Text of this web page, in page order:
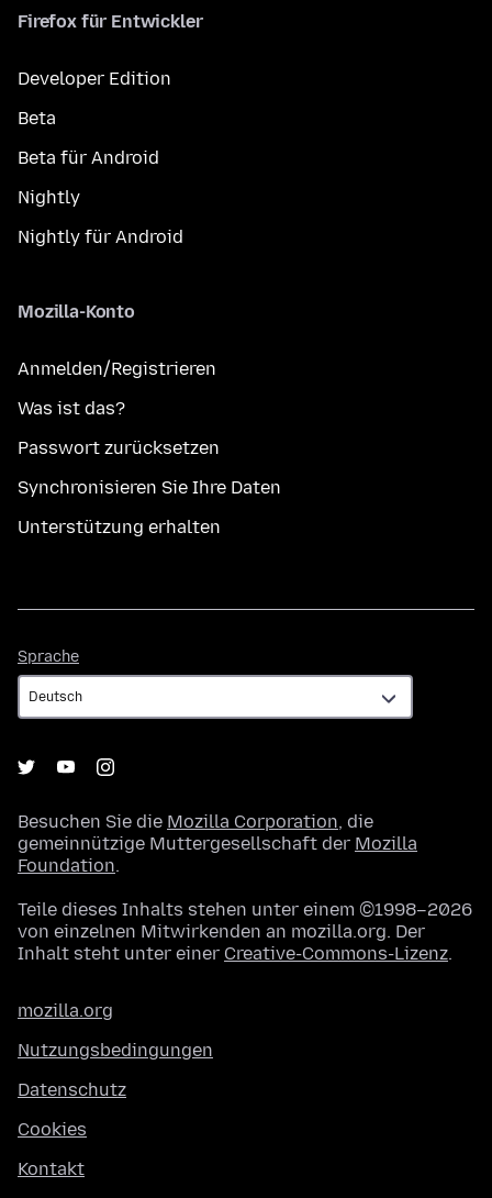
Firefox für Entwickler
Developer Edition
Beta
Beta für Android
Nightly
Nightly für Android
Mozilla-Konto
Anmelden/Registrieren
Was ist das?
Passwort zurücksetzen
Synchronisieren Sie Ihre Daten
Unterstützung erhalten
Sprache
Besuchen Sie die Mozilla Corporation, die
gemeinnützige Muttergesellschaft der Mozilla
Foundation.
Teile dieses Inhalts stehen unter einem ©1998–2026
von einzelnen Mitwirkenden an mozilla.org. Der
Inhalt steht unter einer Creative-Commons-Lizenz.
mozilla.org
Nutzungsbedingungen
Datenschutz
Cookies
Kontakt